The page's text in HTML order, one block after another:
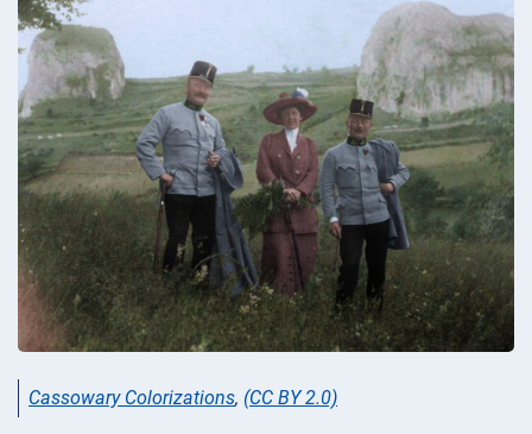
Cassowary Colorizations, (CC BY 2.0)